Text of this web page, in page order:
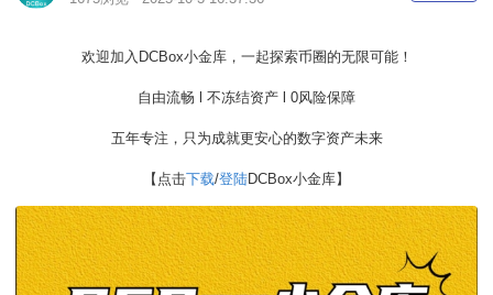
欢迎加入DCBox小金库，一起探索币圈的无限可能！
自由流畅 l 不冻结资产 l 0风险保障
五年专注，只为成就更安心的数字资产未来
【点击下载/登陆DCBox小金库】